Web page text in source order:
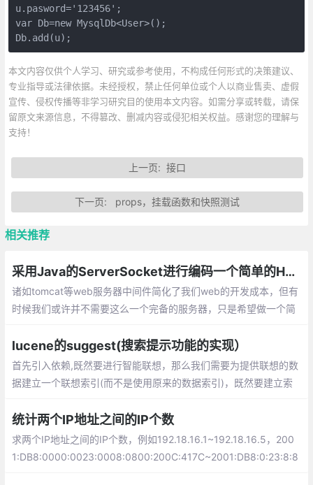
u.pasword='123456';
var Db=new MysqlDb<User>();
Db.add(u);
本文内容仅供个人学习、研究或参考使用，不构成任何形式的决策建议、
专业指导或法律依据。未经授权，禁止任何单位或个人以商业售卖、虚假
宣传、侵权传播等非学习研究目的使用本文内容。如需分享或转载，请保
留原文来源信息，不得篡改、删减内容或侵犯相关权益。感谢您的理解与
支持！
上一页: 接口
下一页: props，挂载函数和快照测试
相关推荐
采用Java的ServerSocket进行编码一个简单的HTTP服务器
诸如tomcat等web服务器中间件简化了我们web的开发成本，但有
时候我们或许并不需要这么一个完备的服务器，只是希望做一个简
lucene的suggest(搜索提示功能的实现）
首先引入依赖,既然要进行智能联想，那么我们需要为提供联想的数
据建立一个联想索引(而不是使用原来的数据索引)，既然要建立索
nputIterator的类来定义数据来源
统计两个IP地址之间的IP个数
求两个IP地址之间的IP个数，例如192.18.16.1~192.18.16.5，200
1:DB8:0000:0023:0008:0800:200C:417C~2001:DB8:0:23:8:8